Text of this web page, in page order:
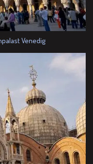
Venedig